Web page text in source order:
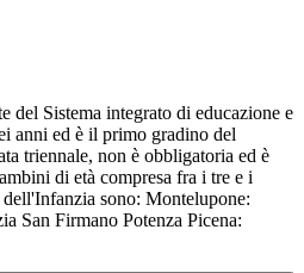
del Sistema integrato di educazione e
anni ed è il primo gradino del
triennale, non è obbligatoria ed è
di età compresa fra i tre e i
sono: Montelupone:
San Firmano Potenza Picena: